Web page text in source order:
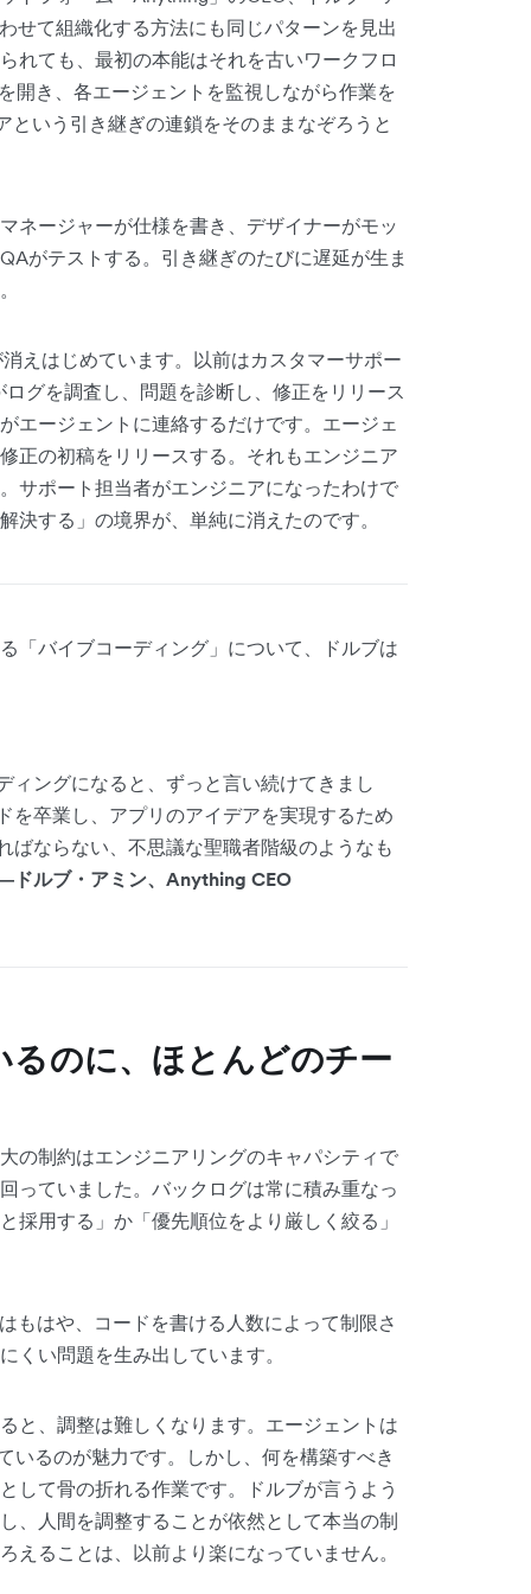
せて組織化する方法にも同じパターンを見出
れても、最初の本能はそれを古いワークフロ
開き、各エージェントを監視しながら作業を
いう引き継ぎの連鎖をそのままなぞろうと
ネージャーが仕様を書き、デザイナーがモッ
がテストする。引き継ぎのたびに遅延が生ま
えはじめています。以前はカスタマーサポー
グを調査し、問題を診断し、修正をリリース
エージェントに連絡するだけです。エージェ
正の初稿をリリースする。それもエンジニア
サポート担当者がエンジニアになったわけで
決する」の境界が、単純に消えたのです。
「バイブコーディング」について、ドルブは
ィングになると、ずっと言い続けてきまし
を卒業し、アプリのアイデアを実現するため
ばならない、不思議な聖職者階級のようなも
ドルブ・アミン、Anything CEO
のに、ほとんどのチー
の制約はエンジニアリングのキャパシティで
っていました。バックログは常に積み重なっ
採用する」か「優先順位をより厳しく絞る」
もはや、コードを書ける人数によって制限さ
くい問題を生み出しています。
と、調整は難しくなります。エージェントは
いるのが魅力です。しかし、何を構築すべき
して骨の折れる作業です。ドルブが言うよう
、人間を調整することが依然として本当の制
ることは、以前より楽になっていません。